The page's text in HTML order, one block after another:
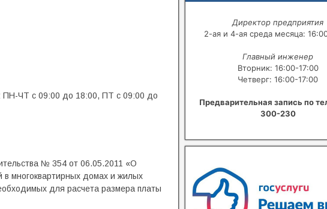
ПН-ЧТ с 09:00 до 18:00, ПТ с 09:00 до
№ 354 от 06.05.2011 «О
в многоквартирных домах и жилых
для расчета размера платы
Директор предприятия
2-ая и 4-ая среда месяца:
Главный инженер
Вторник: 16:00-17:00
Четверг: 16:00-17:00
Предварительная запись по
300-230
В квитанциях ошибки, в
сотрудники управляющей хамят?
Расскажите о проблемах с ЖКХ